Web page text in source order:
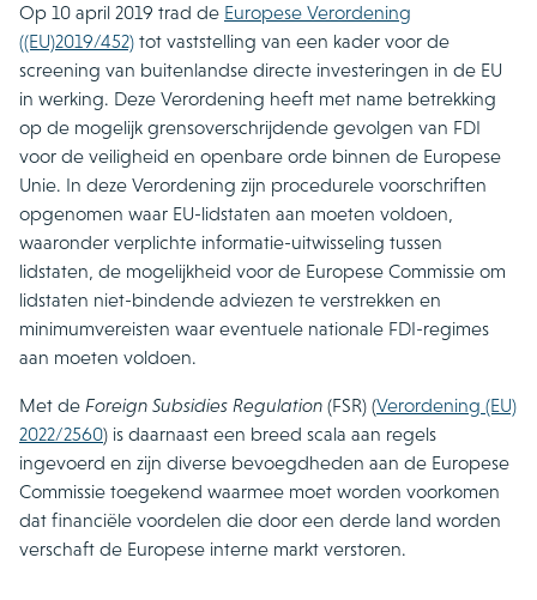
Op 10 april 2019 trad de Europese Verordening
((EU)2019/452) tot vaststelling van een kader voor de
screening van buitenlandse directe investeringen in de EU
in werking. Deze Verordening heeft met name betrekking
op de mogelijk grensoverschrijdende gevolgen van FDI
voor de veiligheid en openbare orde binnen de Europese
Unie. In deze Verordening zijn procedurele voorschriften
opgenomen waar EU-lidstaten aan moeten voldoen,
waaronder verplichte informatie-uitwisseling tussen
lidstaten, de mogelijkheid voor de Europese Commissie om
lidstaten niet-bindende adviezen te verstrekken en
minimumvereisten waar eventuele nationale FDI-regimes
aan moeten voldoen.
Met de Foreign Subsidies Regulation (FSR) (Verordening (EU)
2022/2560) is daarnaast een breed scala aan regels
ingevoerd en zijn diverse bevoegdheden aan de Europese
Commissie toegekend waarmee moet worden voorkomen
dat financiële voordelen die door een derde land worden
verschaft de Europese interne markt verstoren.